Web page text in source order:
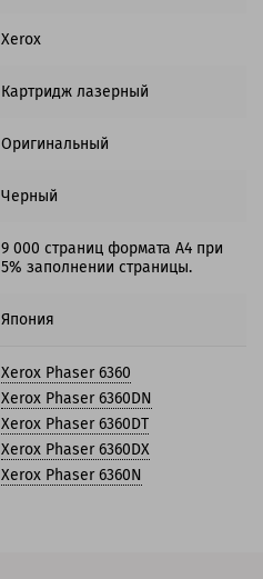
Xerox
Картридж лазерный
Оригинальный
Черный
9 000 страниц формата А4 при
5% заполнении страницы.
Япония
Xerox Phaser 6360
Xerox Phaser 6360DN
Xerox Phaser 6360DT
Xerox Phaser 6360DX
Xerox Phaser 6360N